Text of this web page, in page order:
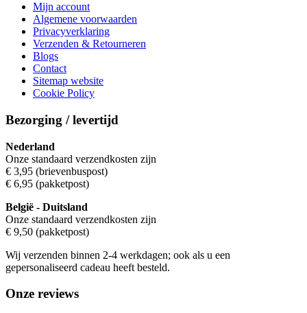
Mijn account
Algemene voorwaarden
Privacyverklaring
Verzenden & Retourneren
Blogs
Contact
Sitemap website
Cookie Policy
Bezorging / levertijd
Nederland
Onze standaard verzendkosten zijn
€ 3,95 (brievenbuspost)
€ 6,95 (pakketpost)
België - Duitsland
Onze standaard verzendkosten zijn
€ 9,50 (pakketpost)
Wij verzenden binnen 2-4 werkdagen; ook als u een
gepersonaliseerd cadeau heeft besteld.
Onze reviews